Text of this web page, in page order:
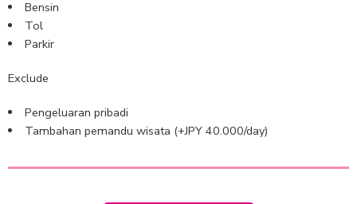
Bensin
Tol
Parkir
Exclude
Pengeluaran pribadi
Tambahan pemandu wisata (+JPY 40.000/day)